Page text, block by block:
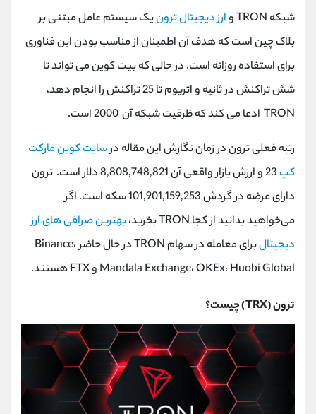
شبکه TRON و ارز دیجیتال ترونیک سیستم عامل مبتنی بر
بلاک چین است که هدف آن اطمینان از مناسب بودن این فناوری
برای استفاده روزانه است. در حالی که بیت کوین می تواند تا
شش تراکنش در ثانیه و اتریوم تا 25 تراکنش را انجام دهد،
TRON ادعا می کند که ظرفیت شبکه آن 2000 است.
رتبه فعلی ترون در زمان نگارش این مقاله درسایت کوین مارکت
کپ
23 و ارزش بازار واقعی آن 8,808,748,821 دلار است. ترون
دارای عرضه در گردش 101,901,159,253 سکه است. اگر
می‌خواهید بدانید از کجا TRON بخرید،
بهترین صرافی ‌های ارز
دیجیتال
برای معامله در سهام TRON در حال حاضر Binance،
Mandala Exchange، OKEx، Huobi Global و FTX هستند.
ترون (TRX) چیست؟